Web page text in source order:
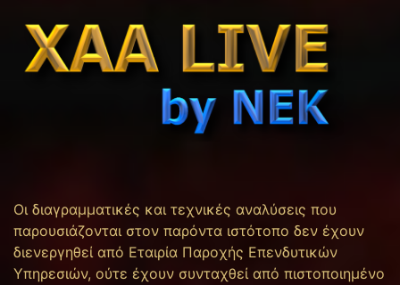
Οι διαγραμματικές και τεχνικές αναλύσεις που
παρουσιάζονται στον παρόντα ιστότοπο δεν έχουν
διενεργηθεί από Εταιρία Παροχής Επενδυτικών
Υπηρεσιών, ούτε έχουν συνταχθεί από πιστοποιημένο